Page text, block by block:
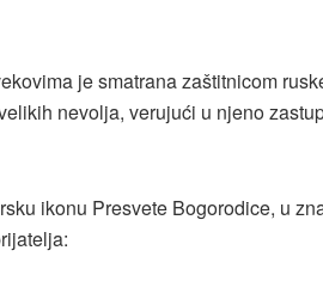
je smatrana zaštitnicom
nevolja, verujući u njeno
ikonu Presvete Bogorodice, u